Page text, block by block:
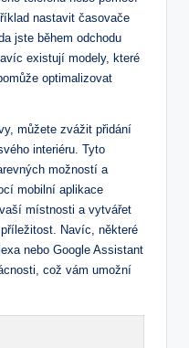
nastavit ‍časovače
jste během odchodu⁤
existují modely, které
optimalizovat
můžete ‍zvážit přidání
interiéru. Tyto
‍možností ‍a
mobilní aplikace
místnosti⁢ a vytvářet
Navíc, ‍některé
nebo Google ​Assistant
což vám umožní